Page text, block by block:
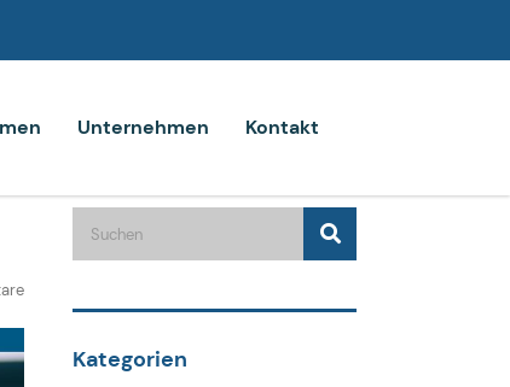
Unternehmen Kontakt
Kategorien